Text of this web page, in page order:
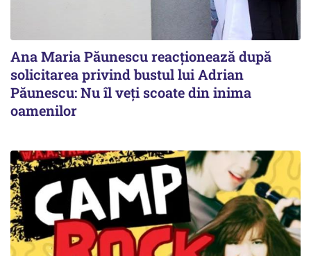
Ana Maria Păunescu reacționează după
solicitarea privind bustul lui Adrian
Păunescu: Nu îl veți scoate din inima
oamenilor